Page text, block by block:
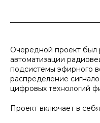
Очередной проект был
автоматизации
подсистемы эфирного
распределение
цифровых технологий
Проект включает в